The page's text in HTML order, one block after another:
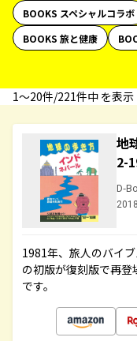
BOOKS スペシャルコラボ
BOOKS 旅と健康
1〜20件/221件中 を表示
地
2-
D-
1981年、旅人のバイ
の初版が復刻版で再
です。